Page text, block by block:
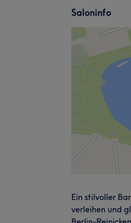
Saloninfo
Ein stilvoller
verleihen und